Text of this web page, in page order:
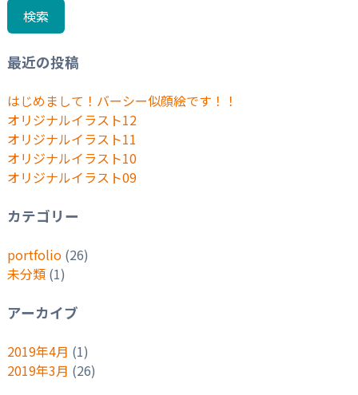
検索
最近の投稿
はじめまして！バーシー似顔絵です！！
オリジナルイラスト12
オリジナルイラスト11
オリジナルイラスト10
オリジナルイラスト09
カテゴリー
portfolio(26)
未分類(1)
アーカイブ
2019年4月 (1)
2019年3月 (26)